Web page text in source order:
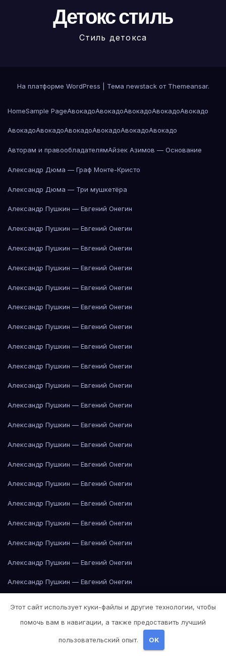
Детокс стиль
Стиль детокса
На платформе WordPress Тема newstack от Themeansar.
HomeSample PageАвокадоАвокадоАвокадоАвокадоАвокадо
АвокадоАвокадоАвокадоАвокадоАвокадоАвокадо
Авторам и правообладателямАйзек Азимов — Основание
Александр Дюма — Граф Монте-Кристо
Александр Дюма — Три мушкетёра
Александр Пушкин — Евгений Онегин
Александр Пушкин — Евгений Онегин
Александр Пушкин — Евгений Онегин
Александр Пушкин — Евгений Онегин
Александр Пушкин — Евгений Онегин
Александр Пушкин — Евгений Онегин
Александр Пушкин — Евгений Онегин
Александр Пушкин — Евгений Онегин
Александр Пушкин — Евгений Онегин
Александр Пушкин — Евгений Онегин
Александр Пушкин — Евгений Онегин
Александр Пушкин — Евгений Онегин
Александр Пушкин — Евгений Онегин
Александр Пушкин — Евгений Онегин
Александр Пушкин — Евгений Онегин
Александр Пушкин — Евгений Онегин
Александр Пушкин — Евгений Онегин
Александр Пушкин — Евгений Онегин
Александр Пушкин — Евгений Онегин
Александр Пушкин — Евгений Онегин
Александр Пушкин — Евгений Онегин
Александр Пушкин — Евгений Онегин
Этот сайт использует куки-файлы и другие технологии, чтобы
помочь вам в навигации, а также предоставить лучший
пользовательский опыт. OK